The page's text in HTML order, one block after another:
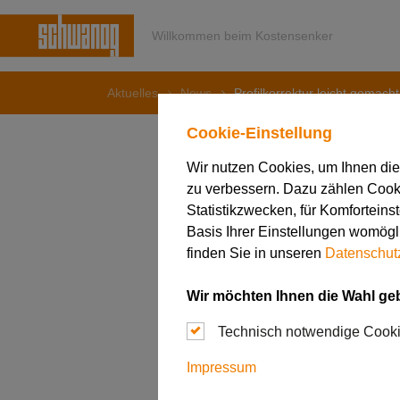
Cookie-Einstellung
Wir nutzen Cookies, um Ihnen
zu verbessern. Dazu zählen
Statistikzwecken, für
Basis Ihrer Einstellungen
finden Sie in unseren
Wir möchten Ihnen die Wahl
Technisch notwendige
Impressum
Willkommen beim Kostensenker
Aktuelles News Profilkorrektur leicht
11. August 2020